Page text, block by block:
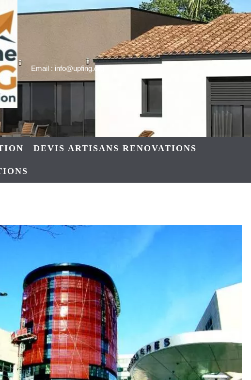
Email : info@upfing.org
DEVIS ARTISANS RENOVATIONS